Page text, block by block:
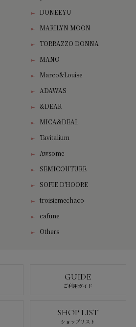
DONEEYU
MARILYN MOON
TORRAZZO DONNA
MANO
Marco&Louise
ADAWAS
&DEAR
MICA&DEAL
Tavitalium
Awsome
SEMICOUTURE
SOFIE D'HOORE
troisiemechaco
cafune
Others
GUIDE
ご利用ガイド
SHOP LIST
ショップリスト